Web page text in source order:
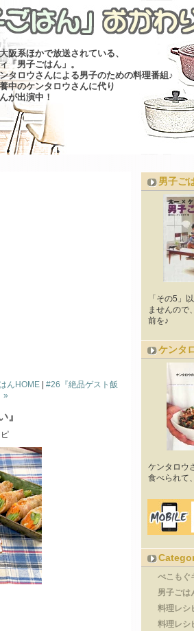
阪系ほかで放送されている、
「男子ごはん」。
タロウさんによる男子のための料理番組♪
中のケンタロウさんに代り
が出演中！
んHOME| #26『絶品ゲスト飯
»
』
男子ご
「その5」
ませんので
前を♪
ケンタ
ケンタロウ
食べられて
ぺこもぐ
男子ごは
料理レシ
料理レシ